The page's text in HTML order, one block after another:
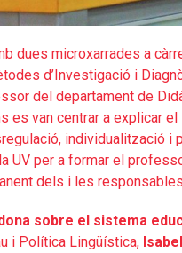
dues microxarrades a
d’Investigació i
del departament de
es van centrar a explicar
individualització i
UV per a formar el
dels i les responsables
sobre el sistema
i Política Lingüística,